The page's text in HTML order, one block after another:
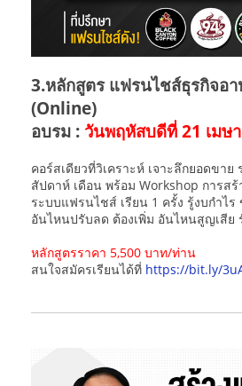
3.หลักสูตร แฟรนไชส์ธุรกิจอา
(Online)
อบรม : วันพฤหัสบดีที่ 21 เมษ
คอร์สเดียวที่วิเคราะห์ เจาะลึกยอดขา
สัปดาห์ เดือน พร้อม Workshop การส
ระบบแฟรนไชส์ เรียน 1 ครั้ง รู้งบกำไ
อันไหนปรับลด ต้องเพิ่ม อันไหนสูญเสีย
หลักสูตรราคา 5,500 บาท/ท่าน
สนใจสมัครเรียนได้ที่ https://bit.ly/